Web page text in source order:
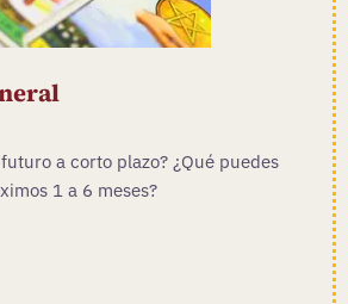
a corto plazo? ¿Qué puedes
1 a 6 meses?